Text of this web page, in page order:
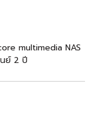
multimedia NAS
ย์ 2 ปี